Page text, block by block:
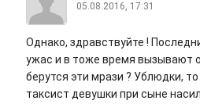
05.08.2016, 17:31
Однако, здравствуйте !
ужас и в тоже время вызывают
берутся эти мрази ? Ублюдки,
таксист девушки при сыне